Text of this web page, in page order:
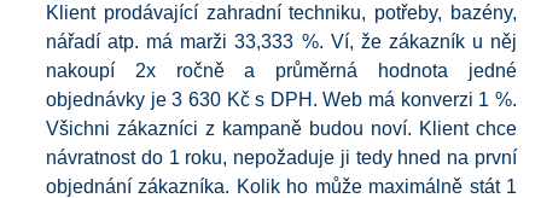
Klient prodávající zahradní techniku, potřeby, bazény,
nářadí atp. má marži 33,333 %. Ví, že zákazník u něj
nakoupí 2x ročně a průměrná hodnota jedné
objednávky je 3 630 Kč s DPH. Web má konverzi 1 %.
Všichni zákazníci z kampaně budou noví. Klient chce
návratnost do 1 roku, nepožaduje ji tedy hned na první
objednání zákazníka. Kolik ho může maximálně stát 1